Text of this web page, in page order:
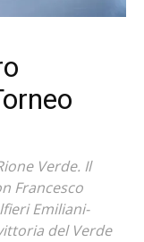
Verde. Il
Francesco
Emiliani-
del Verde